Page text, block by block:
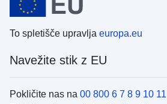
To spletišče upravlja europa.eu
Navežite stik z EU
Pokličite nas na 00 800 6 7 8 9 10 11